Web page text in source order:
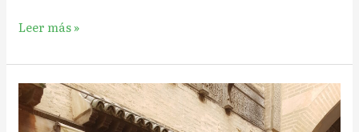
Leer más »
Caminar